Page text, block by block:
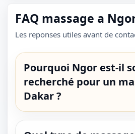
FAQ massage a
Les reponses utiles avant de
Pourquoi Ngor est-il
recherché pour un
Dakar ?
1 / 1
⛶↓✕